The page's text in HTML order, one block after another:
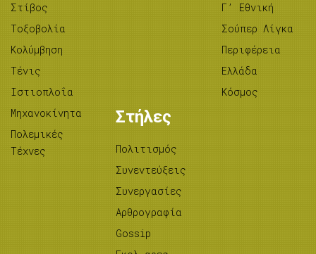
Στίβος
Tοξοβολία
Κολύμβηση
Τένις
Ιστιοπλοΐα
Μηχανοκίνητα
Πολεμικές
Τέχνες
Γ’ Εθνική
Σούπερ Λίγκα
Περιφέρεια
Ελλάδα
Κόσμος
Στήλες
Πολιτισμός
Συνεντεύξεις
Συνεργασίες
Αρθρογραφία
Gossip